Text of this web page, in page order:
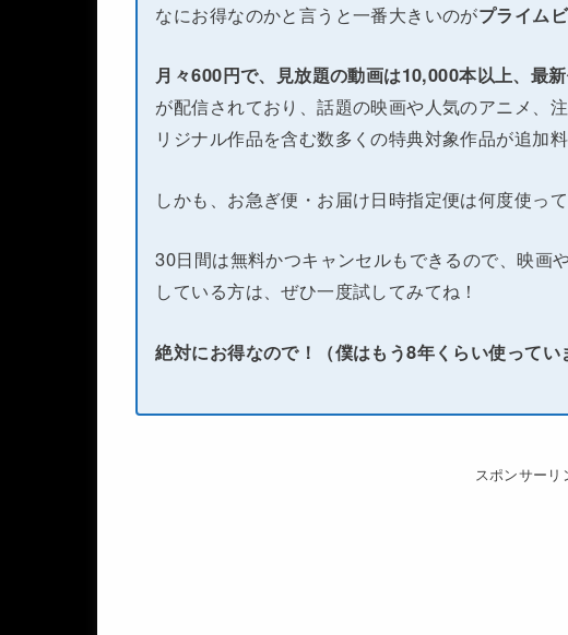
なにお得なのかと言うと一番大きいのがプライム
月々600円で、見放題の動画は10,000本以上、最
が配信されており、話題の映画や人気のアニメ、
リジナル作品を含む数多くの特典対象作品が追加
しかも、お急ぎ便・お届け日時指定便は何度使っ
30日間は無料かつキャンセルもできるので、映画
している方は、ぜひ一度試してみてね！
絶対にお得なので！（僕はもう8年くらい使ってい
スポンサーリ